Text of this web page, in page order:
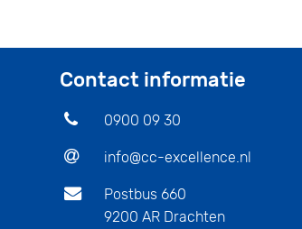
Contact informatie
0900 09 30
info@cc-excellence.nl
Postbus 660
9200 AR Drachten